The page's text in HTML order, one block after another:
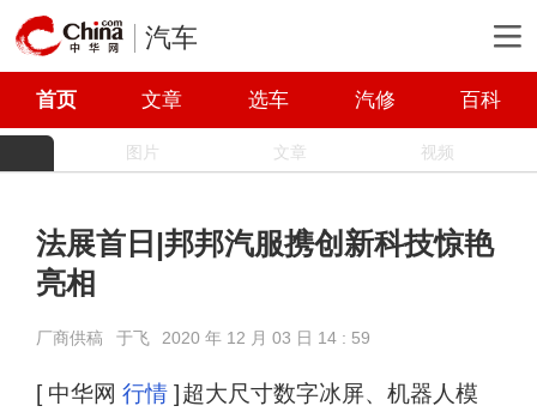
汽车
首页 文章 选车 汽修 百科
图片 文章 视频
法展首日|邦邦汽服携创新科技惊艳
亮相
厂商供稿 于飞 2020 年 12 月 03 日 14 : 59
[ 中华网 行情] 超大尺寸数字冰屏、机器人模